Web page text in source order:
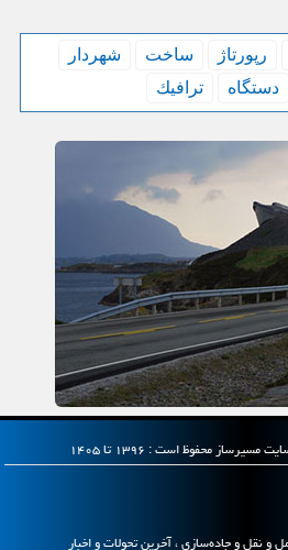
رپورتاژ ساخت
شهردار
دستگاه ترافیك
و نقل و جاده‌سازی ، آخرین تحولات و اخبار